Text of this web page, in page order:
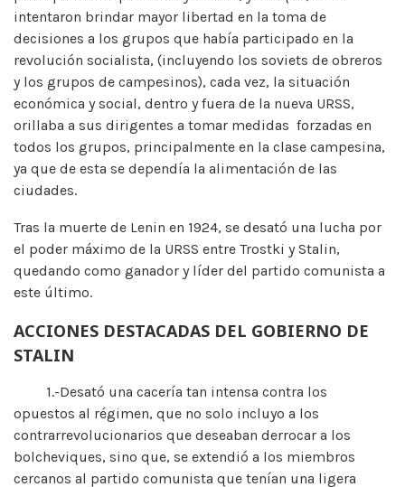
intentaron brindar mayor libertad en la toma de
decisiones a los grupos que había participado en la
revolución socialista, (incluyendo los soviets de obreros
y los grupos de campesinos), cada vez, la situación
económica y social, dentro y fuera de la nueva URSS,
orillaba a sus dirigentes a tomar medidas forzadas en
todos los grupos, principalmente en la clase campesina,
ya que de esta se dependía la alimentación de las
ciudades.
Tras la muerte de Lenin en 1924, se desató una lucha por
el poder máximo de la URSS entre Trostki y Stalin,
quedando como ganador y líder del partido comunista a
este último.
ACCIONES DESTACADAS DEL GOBIERNO DE
STALIN
1.-Desató una cacería tan intensa contra los
opuestos al régimen, que no solo incluyo a los
contrarrevolucionarios que deseaban derrocar a los
bolcheviques, sino que, se extendió a los miembros
cercanos al partido comunista que tenían una ligera